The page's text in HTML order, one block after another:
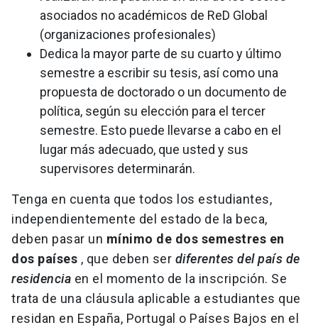
asociados no académicos de ReD Global
(organizaciones profesionales)
Dedica la mayor parte de su cuarto y último
semestre a escribir su tesis, así como una
propuesta de doctorado o un documento de
política, según su elección para el tercer
semestre. Esto puede llevarse a cabo en el
lugar más adecuado, que usted y sus
supervisores determinarán.
Tenga en cuenta que todos los estudiantes,
independientemente del estado de la beca,
deben pasar un mínimo de dos semestres en
dos países , que deben ser diferentes del país de
residencia en el momento de la inscripción. Se
trata de una cláusula aplicable a estudiantes que
residan en España, Portugal o Países Bajos en el